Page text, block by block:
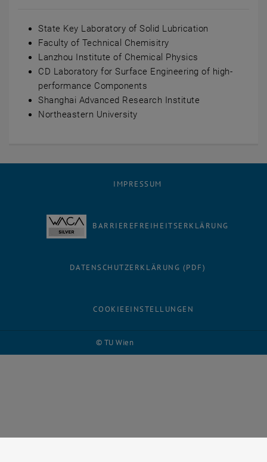
State Key Laboratory of Solid Lubrication
Faculty of Technical Chemisitry
Lanzhou Institute of Chemical Physics
CD Laboratory for Surface Engineering of high-
performance Components
Shanghai Advanced Research Institute
Northeastern University
© TU Wien
IMPRESSUM
BARRIEREFREIHEITSERKLÄRUNG
DATENSCHUTZERKLÄRUNG (PDF)
COOKIEEINSTELLUNGEN